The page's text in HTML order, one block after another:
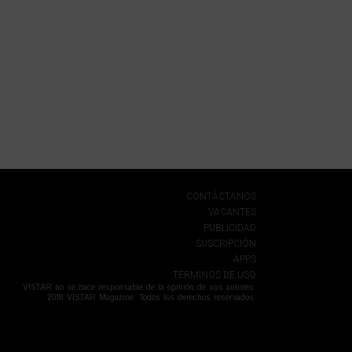
CONTÁCTANOS
VACANTES
PUBLICIDAD
SUSCRIPCIÓN
APPS
TÉRMINOS DE USO
VISTAR no se hace responsable de la opinión de sus autores.
2018 VISTAR Magazine. Todos los derechos reservados.